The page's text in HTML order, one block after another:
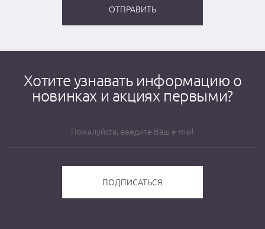
Хотите узнавать информацию о
новинках и акциях первыми?